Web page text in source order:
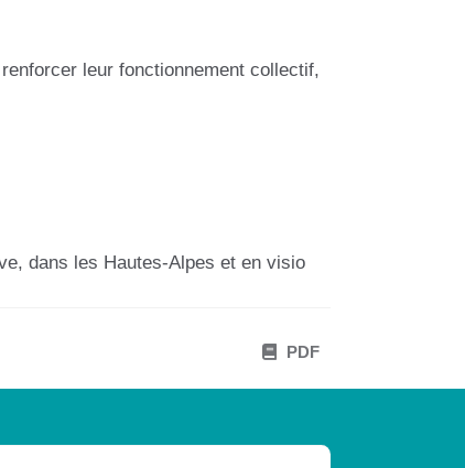
leur fonctionnement collectif,
dans les Hautes-Alpes et en visio
PDF